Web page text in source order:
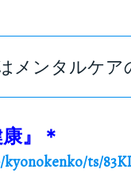
メンタルケア
』＊
ts/